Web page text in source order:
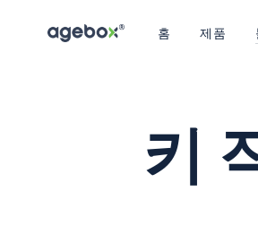
홈 제품
키